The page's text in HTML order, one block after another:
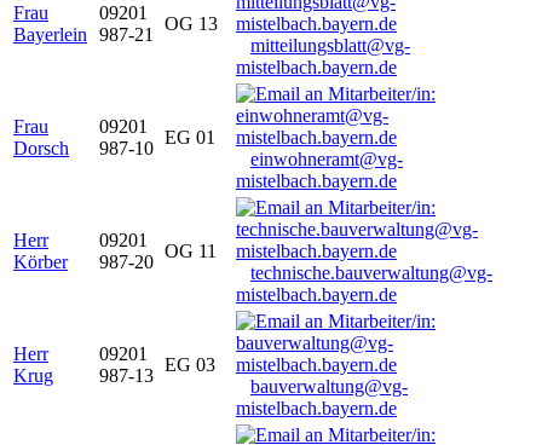
Frau
Bayerlein
09201
987-21
OG 13
mitteilungsblatt@vg-
mistelbach.bayern.de
Frau
Dorsch
09201
987-10
EG 01
einwohneramt@vg-
mistelbach.bayern.de
Herr
Körber
09201
987-20
OG 11
technische.bauverwaltung@vg-
mistelbach.bayern.de
Herr
Krug
09201
987-13
EG 03
bauverwaltung@vg-
mistelbach.bayern.de